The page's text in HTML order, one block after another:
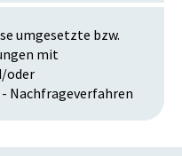
umgesetzte bzw.
mit
oder
Nachfrageverfahren